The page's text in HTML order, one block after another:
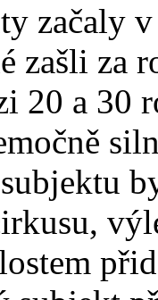
začaly
zašli za
20 a 30